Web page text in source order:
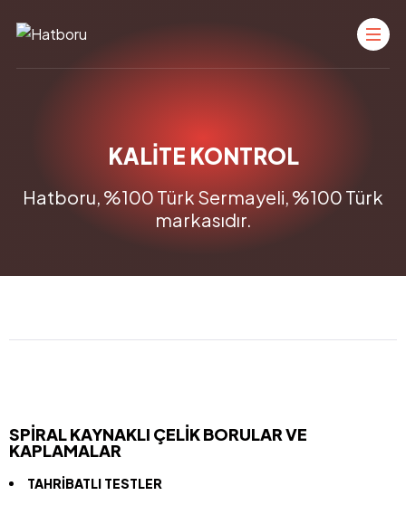
KALİTE KONTROL
Hatboru, %100 Türk Sermayeli, %100 Türk
markasıdır.
SPİRAL KAYNAKLI ÇELİK BORULAR VE
KAPLAMALAR
TAHRİBATLI TESTLER